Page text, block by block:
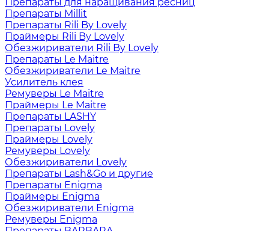
Препараты Millit
Препараты Rili By Lovely
Праймеры Rili By Lovely
Обезжириватели Rili By Lovely
Препараты Le Maitre
Обезжириватели Le Maitre
Усилитель клея
Ремуверы Le Maitre
Праймеры Le Maitre
Препараты LASHY
Препараты Lovely
Праймеры Lovely
Ремуверы Lovely
Обезжириватели Lovely
Препараты Lash&Go и другие
Препараты Enigma
Праймеры Enigma
Обезжириватели Enigma
Ремуверы Enigma